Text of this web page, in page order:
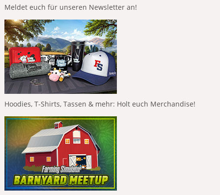
Meldet euch für unseren Newsletter an!
Hoodies, T-Shirts, Tassen & mehr: Holt euch Merchandise!